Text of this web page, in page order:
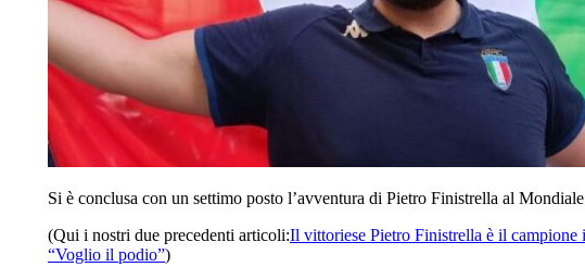
Si è conclusa con un settimo posto l’avventura di Pietro Finistrella al
(Qui i nostri due precedenti articoli:Il vittoriese Pietro Finistrella è il
“Voglio il podio”)